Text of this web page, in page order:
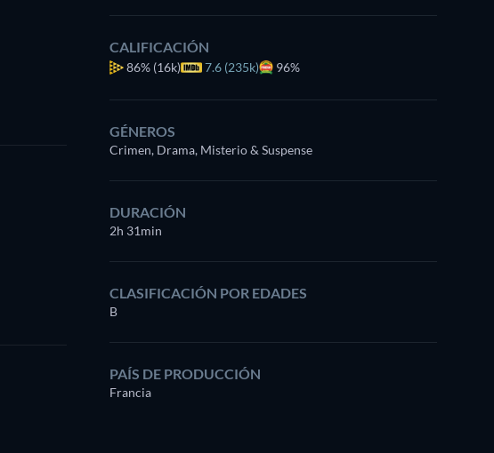
CALIFICACIÓN
86% (16k) 7.6 (235k) 96%
GÉNEROS
Crimen, Drama, Misterio & Suspense
DURACIÓN
2h 31min
CLASIFICACIÓN POR EDADES
B
PAÍS DE PRODUCCIÓN
Francia